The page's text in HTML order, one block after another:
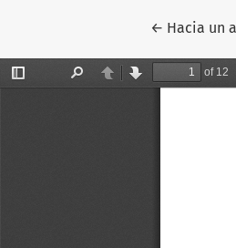
← Volver a
Hacia un